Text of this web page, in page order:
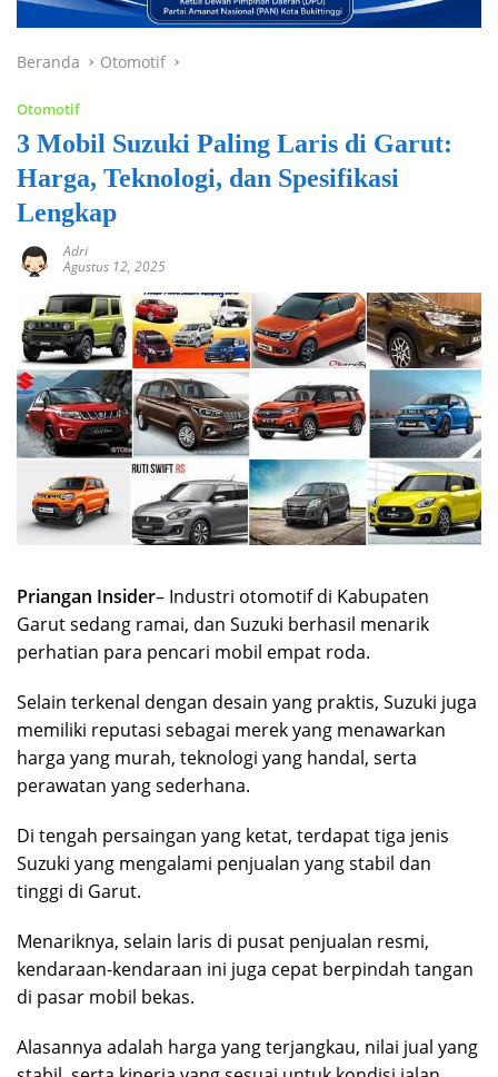
Beranda Otomotif
Otomotif
3 Mobil Suzuki Paling Laris di Garut:
Harga, Teknologi, dan Spesifikasi
Lengkap
Adri
Agustus 12, 2025
Priangan Insider– Industri otomotif di Kabupaten
Garut sedang ramai, dan Suzuki berhasil menarik
perhatian para pencari mobil empat roda.
Selain terkenal dengan desain yang praktis, Suzuki juga
memiliki reputasi sebagai merek yang menawarkan
harga yang murah, teknologi yang handal, serta
perawatan yang sederhana.
Di tengah persaingan yang ketat, terdapat tiga jenis
Suzuki yang mengalami penjualan yang stabil dan
tinggi di Garut.
Menariknya, selain laris di pusat penjualan resmi,
kendaraan-kendaraan ini juga cepat berpindah tangan
di pasar mobil bekas.
Alasannya adalah harga yang terjangkau, nilai jual yang